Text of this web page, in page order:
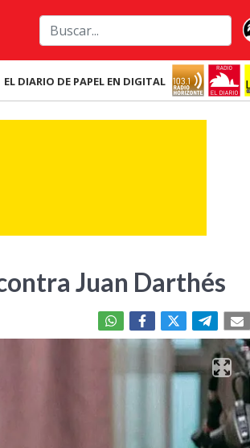
EL DIARIO DE PAPEL EN DIGITAL
Juan Darthés